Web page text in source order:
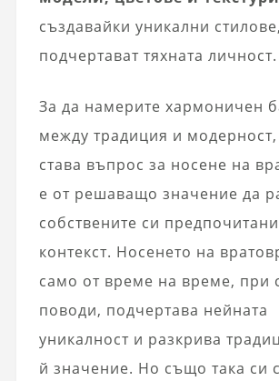
създавайки уникални
подчертават тяхната личност.
За да намерите хармоничен
между традиция и модерност,
става въпрос за носене на
е от решаващо значение да
собствените си
контекст. Носенето на
само от време на време, при
поводи, подчертава нейната
уникалност и разкрива
й значение. Но също така си